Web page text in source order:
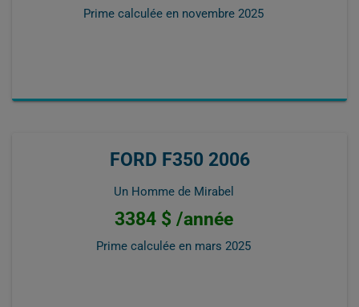
Prime calculée en novembre 2025
FORD F350 2006
Un Homme de Mirabel
3384 $ /année
Prime calculée en mars 2025